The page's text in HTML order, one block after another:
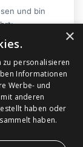
und bin
des
×
zu personalisieren
Informationen
Werbe- und
anderen
haben oder
haben.